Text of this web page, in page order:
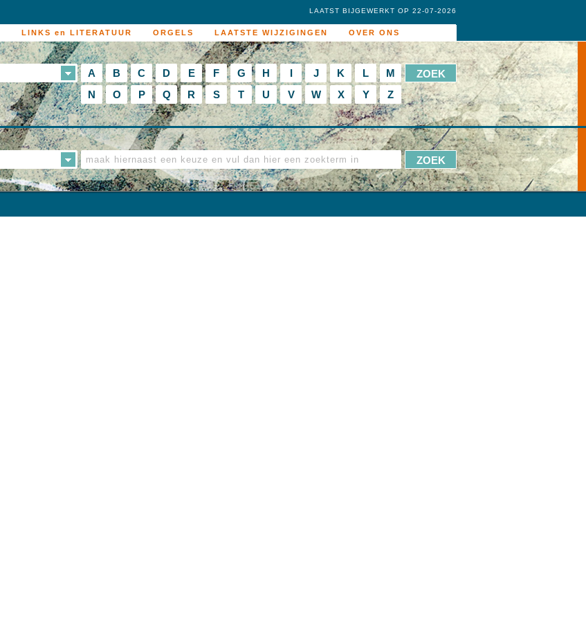
LINKS en LITERATUUR ORGELS LAATSTE WIJZIGINGEN OVER ONS
LAATST BIJGEWERKT OP 22-07-2026
A B C D E F G H I J K L
M
N
O P Q R S T U V W X Y Z